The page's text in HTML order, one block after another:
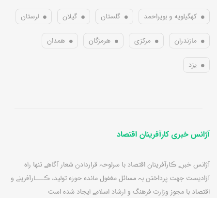
کهگیلویه و بویراحمد گلستان گیلان لرستان
مازندران مرکزی هرمزگان همدان
یزد
آژانس خبری کارآفرینان اقتصاد
آژانس خبرے ڪارآفرينان اقتصاد با سرلوحہ قراردادن شعار آگاهے تنها راه
آزاديست جهت پرداختن بہ مسائل مغفول مانده حوزه توليد، ڪـــارآفرينے و
اقتصاد با مجوز وزارت فرهنگ و ارشاد اسلامے ايجاد شده است